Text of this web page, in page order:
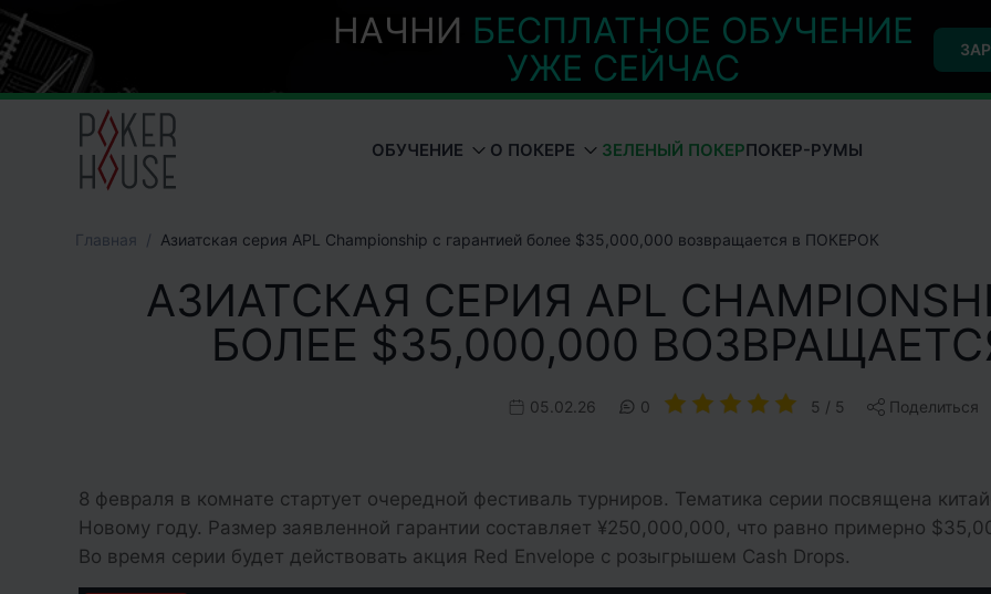
НАЧНИ БЕСПЛАТНОЕ ОБУЧЕНИЕ
УЖЕ СЕЙЧАС
ОБУЧЕНИЕ О ПОКЕРЕ ЗЕЛЕНЫЙ ПОКЕРПОКЕР-РУМЫ
Главная Азиатская серия APL Championship с гарантией более $35,000,000 возвращается в ПОКЕРОК
АЗИАТСКАЯ СЕРИЯ APL
БОЛЕЕ $35,000,000
05.02.26 0 5 / 5 Поделиться
8 февраля в комнате стартует очередной фестиваль турниров. Тематика серии посвящена
Новому году. Размер заявленной гарантии составляет ¥250,000,000, что равно примерно
Во время серии будет действовать акция Red Envelope с розыгрышем Cash Drops.